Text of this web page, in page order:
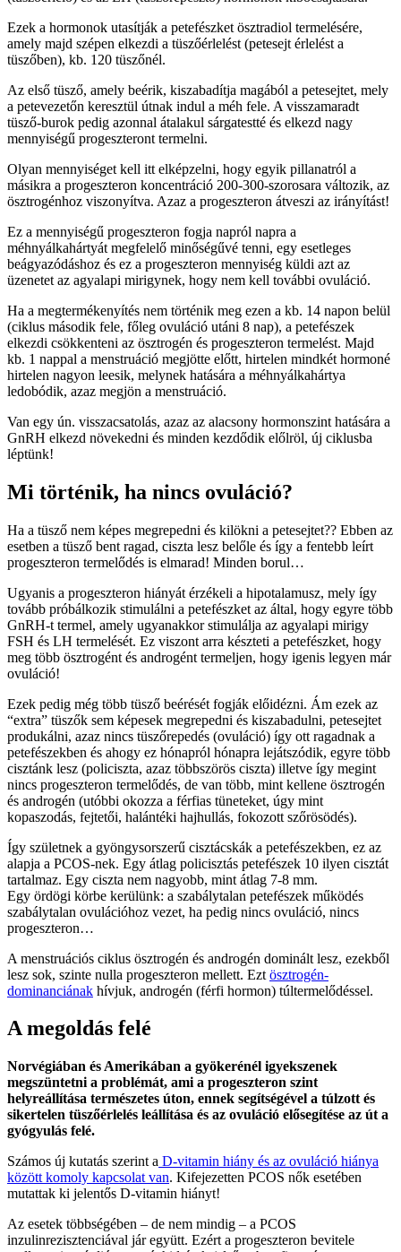
Ezek a hormonok utasítják a petefészket ösztradiol termelésére,
amely majd szépen elkezdi a tüszőérlelést (petesejt érlelést a
tüszőben), kb. 120 tüszőnél.
Az első tüsző, amely beérik, kiszabadítja magából a petesejtet, mely
a petevezetőn keresztül útnak indul a méh fele. A visszamaradt
tüsző-burok pedig azonnal átalakul sárgatestté és elkezd nagy
mennyiségű progeszteront termelni.
Olyan mennyiséget kell itt elképzelni, hogy egyik pillanatról a
másikra a progeszteron koncentráció 200-300-szorosara változik, az
ösztrogénhoz viszonyítva. Azaz a progeszteron átveszi az irányítást!
Ez a mennyiségű progeszteron fogja napról napra a
méhnyálkahártyát megfelelő minőségűvé tenni, egy esetleges
beágyazódáshoz és ez a progeszteron mennyiség küldi azt az
üzenetet az agyalapi mirigynek, hogy nem kell további ovuláció.
Ha a megtermékenyítés nem történik meg ezen a kb. 14 napon belül
(ciklus második fele, főleg ovuláció utáni 8 nap), a petefészek
elkezdi csökkenteni az ösztrogén és progeszteron termelést. Majd
kb. 1 nappal a menstruáció megjötte előtt, hirtelen mindkét hormoné
hirtelen nagyon leesik, melynek hatására a méhnyálkahártya
ledobódik, azaz megjön a menstruáció.
Van egy ún. visszacsatolás, azaz az alacsony hormonszint hatására a
GnRH elkezd növekedni és minden kezdődik előlröl, új ciklusba
léptünk!
Mi történik, ha nincs ovuláció?
Ha a tüsző nem képes megrepedni és kilökni a petesejtet?? Ebben az
esetben a tüsző bent ragad, ciszta lesz belőle és így a fentebb leírt
progeszteron termelődés is elmarad! Minden borul…
Ugyanis a progeszteron hiányát érzékeli a hipotalamusz, mely így
tovább próbálkozik stimulálni a petefészket az által, hogy egyre több
GnRH-t termel, amely ugyanakkor stimulálja az agyalapi mirigy
FSH és LH termelését. Ez viszont arra készteti a petefészket, hogy
meg több ösztrogént és androgént termeljen, hogy igenis legyen már
ovuláció!
Ezek pedig még több tüsző beérését fogják előidézni. Ám ezek az
“extra” tüszők sem képesek megrepedni és kiszabadulni, petesejtet
produkálni, azaz nincs tüszőrepedés (ovuláció) így ott ragadnak a
petefészekben és ahogy ez hónapról hónapra lejátszódik, egyre több
cisztánk lesz (policiszta, azaz többszörös ciszta) illetve így megint
nincs progeszteron termelődés, de van több, mint kellene ösztrogén
és androgén (utóbbi okozza a férfias tüneteket, úgy mint
kopaszodás, fejtetői, halántéki hajhullás, fokozott szőrösödés).
Így születnek a gyöngysorszerű cisztácskák a petefészekben, ez az
alapja a PCOS-nek. Egy átlag policisztás petefészek 10 ilyen cisztát
tartalmaz. Egy ciszta nem nagyobb, mint átlag 7-8 mm.
Egy ördögi körbe kerülünk: a szabálytalan petefészek működés
szabálytalan ovulációhoz vezet, ha pedig nincs ovuláció, nincs
progeszteron…
A menstruációs ciklus ösztrogén és androgén dominált lesz, ezekből
lesz sok, szinte nulla progeszteron mellett. Ezt ösztrogén-
dominanciának hívjuk, androgén (férfi hormon) túltermelődéssel.
A megoldás felé
Norvégiában és Amerikában a gyökerénél igyekszenek
megszüntetni a problémát, ami a progeszteron szint
helyreállítása természetes úton, ennek segítségével a túlzott és
sikertelen tüszőérlelés leállítása és az ovuláció elősegítése az út a
gyógyulás felé.
Számos új kutatás szerint a D-vitamin hiány és az ovuláció hiánya
között komoly kapcsolat van. Kifejezetten PCOS nők esetében
mutattak ki jelentős D-vitamin hiányt!
Az esetek többségében – de nem mindig – a PCOS
inzulinrezisztenciával jár együtt. Ezért a progeszteron bevitele